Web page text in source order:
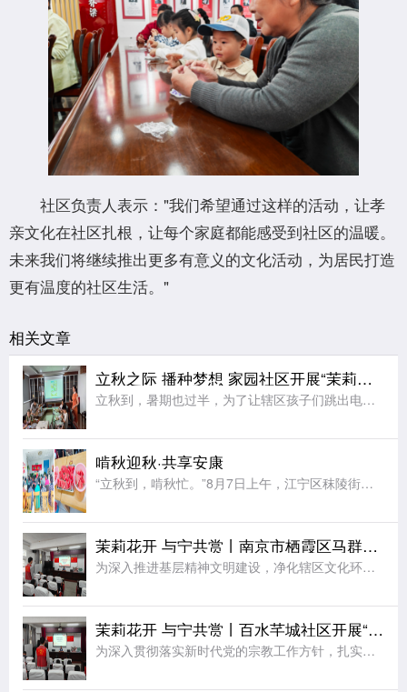
社区负责人表示："我们希望通过这样的活动，让孝
亲文化在社区扎根，让每个家庭都能感受到社区的温暖。
未来我们将继续推出更多有意义的文化活动，为居民打造
更有温度的社区生活。"
相关文章
立秋之际 播种梦想 家园社区开展“茉莉花开”七彩夏日节气亲子活动
立秋到，暑期也过半，为了让辖区孩子们跳出电子屏幕、沉浸式感受传统节气文化的独特魅力，同时绷紧暑期安全防护弦，在亲子协作中收获充实又安心的暑期记忆，近日，江宁区秣陵街道家园社区在三楼活动空间顺利开展“立
啃秋迎秋·共享安康
“立秋到，啃秋忙。”8月7日上午，江宁区秣陵街道火炬村开展了“啃秋迎秋·共享安康”为主题的立秋敬老活动。活动室里瓜香四溢、笑声阵阵。桌上摆满了红瓤西瓜，老人围坐一堂，一边品尝着清甜的“啃秋”瓜，一边聊
茉莉花开 与宁共赏丨南京市栖霞区马群街道百水芊城社区开展“扫黄打非树新风 全民阅读沐书香”全民阅读活动
为深入推进基层精神文明建设，净化辖区文化环境，培育全民阅读新风尚，筑牢社区思想文化安全防线，8月6日，栖霞区马群街道百水芊城社区党委依托社区新时代文明实践站组织全体社区工作人员，开展“扫黄打非树新风
茉莉花开 与宁共赏丨百水芊城社区开展“依法规范宗教工作 携手共建和谐家园”宣传活动
为深入贯彻落实新时代党的宗教工作方针，扎实推进宗教工作法治化、规范化建设，切实筑牢基层治理安全防线，营造文明和谐、团结稳定的社区氛围，8月6日，栖霞区马群街道百水芊城社区党委依托社区新时代文明实践站精